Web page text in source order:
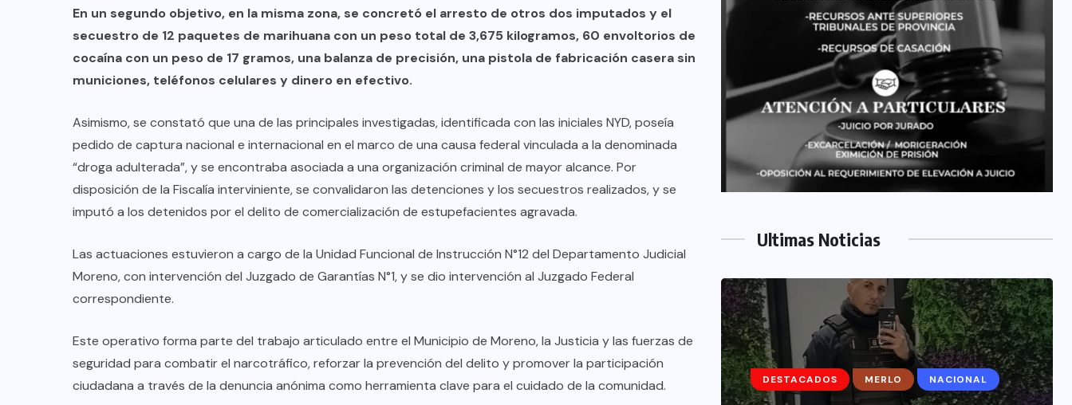
En un segundo objetivo, en la misma zona, se concretó el arresto de otros dos imputados y el
secuestro de 12 paquetes de marihuana con un peso total de 3,675 kilogramos, 60 envoltorios de
cocaína con un peso de 17 gramos, una balanza de precisión, una pistola de fabricación casera sin
municiones, teléfonos celulares y dinero en efectivo.
Asimismo, se constató que una de las principales investigadas, identificada con las iniciales NYD, poseía
pedido de captura nacional e internacional en el marco de una causa federal vinculada a la denominada
“droga adulterada”, y se encontraba asociada a una organización criminal de mayor alcance. Por
disposición de la Fiscalía interviniente, se convalidaron las detenciones y los secuestros realizados, y se
imputó a los detenidos por el delito de comercialización de estupefacientes agravada.
Las actuaciones estuvieron a cargo de la Unidad Funcional de Instrucción N°12 del Departamento Judicial
Moreno, con intervención del Juzgado de Garantías N°1, y se dio intervención al Juzgado Federal
correspondiente.
Este operativo forma parte del trabajo articulado entre el Municipio de Moreno, la Justicia y las fuerzas de
seguridad para combatir el narcotráfico, reforzar la prevención del delito y promover la participación
ciudadana a través de la denuncia anónima como herramienta clave para el cuidado de la comunidad.
Ultimas Noticias
DESTACADOS MERLO NACIONAL DESTACADOS MERLO NACIONAL
DESTACADOS MERLO MORÓN